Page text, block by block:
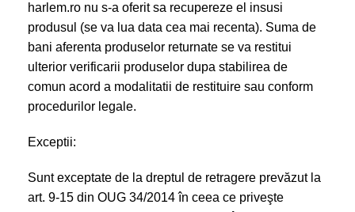
harlem.ro nu s-a oferit sa recupereze el insusi
produsul (se va lua data cea mai recenta). Suma de
bani aferenta produselor returnate se va restitui
ulterior verificarii produselor dupa stabilirea de
comun acord a modalitatii de restituire sau conform
procedurilor legale.
Exceptii:
Sunt exceptate de la dreptul de retragere prevăzut la
art. 9-15 din OUG 34/2014 în ceea ce priveşte